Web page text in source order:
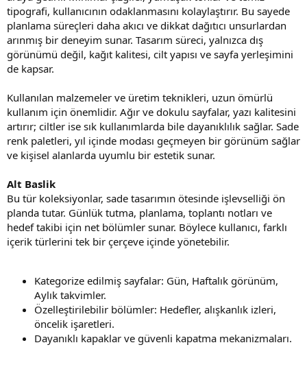
tipografi, kullanıcının odaklanmasını kolaylaştırır. Bu sayede
planlama süreçleri daha akıcı ve dikkat dağıtıcı unsurlardan
arınmış bir deneyim sunar. Tasarım süreci, yalnızca dış
görünümü değil, kağıt kalitesi, cilt yapısı ve sayfa yerleşimini
de kapsar.
Kullanılan malzemeler ve üretim teknikleri, uzun ömürlü
kullanım için önemlidir. Ağır ve dokulu sayfalar, yazı kalitesini
artırır; ciltler ise sık kullanımlarda bile dayanıklılık sağlar. Sade
renk paletleri, yıl içinde modası geçmeyen bir görünüm sağlar
ve kişisel alanlarda uyumlu bir estetik sunar.
Alt Baslik
Bu tür koleksiyonlar, sade tasarımın ötesinde işlevselliği ön
planda tutar. Günlük tutma, planlama, toplantı notları ve
hedef takibi için net bölümler sunar. Böylece kullanıcı, farklı
içerik türlerini tek bir çerçeve içinde yönetebilir.
Kategorize edilmiş sayfalar: Gün, Haftalık görünüm,
Aylık takvimler.
Özelleştirilebilir bölümler: Hedefler, alışkanlık izleri,
öncelik işaretleri.
Dayanıklı kapaklar ve güvenli kapatma mekanizmaları.